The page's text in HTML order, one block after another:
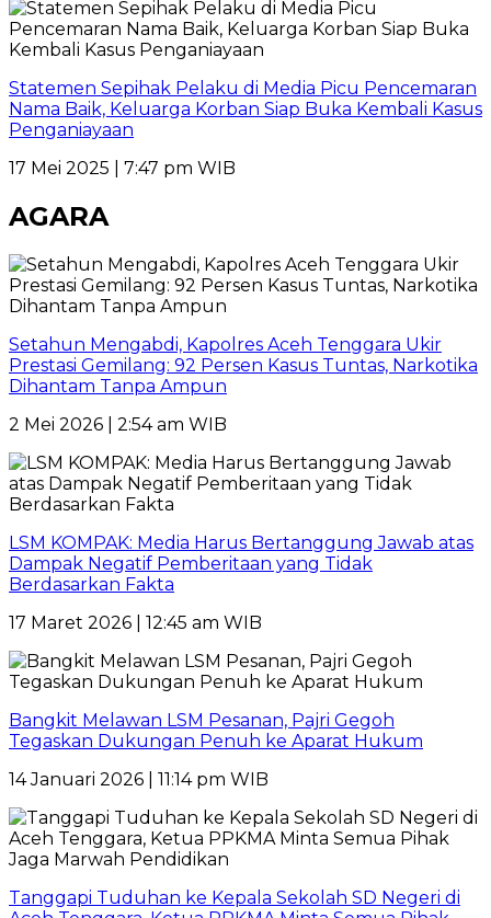
Statemen Sepihak Pelaku di Media Picu Pencemaran
Nama Baik, Keluarga Korban Siap Buka Kembali Kasus
Penganiayaan
17 Mei 2025 | 7:47 pm WIB
AGARA
Setahun Mengabdi, Kapolres Aceh Tenggara Ukir
Prestasi Gemilang: 92 Persen Kasus Tuntas, Narkotika
Dihantam Tanpa Ampun
2 Mei 2026 | 2:54 am WIB
LSM KOMPAK: Media Harus Bertanggung Jawab atas
Dampak Negatif Pemberitaan yang Tidak
Berdasarkan Fakta
17 Maret 2026 | 12:45 am WIB
Bangkit Melawan LSM Pesanan, Pajri Gegoh
Tegaskan Dukungan Penuh ke Aparat Hukum
14 Januari 2026 | 11:14 pm WIB
Tanggapi Tuduhan ke Kepala Sekolah SD Negeri di